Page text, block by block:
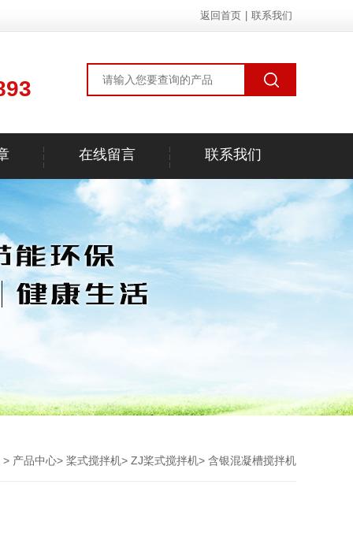
返回首页 联系我们
在线留言 联系我们
> 产品中心> 桨式搅拌机> ZJ桨式搅拌机> 含银混凝槽搅拌机